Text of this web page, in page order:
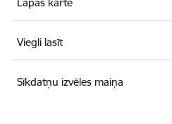
Viegli lasīt
Sīkdatņu izvēles maiņa